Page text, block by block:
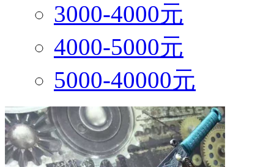
3000-4000元
4000-5000元
5000-40000元